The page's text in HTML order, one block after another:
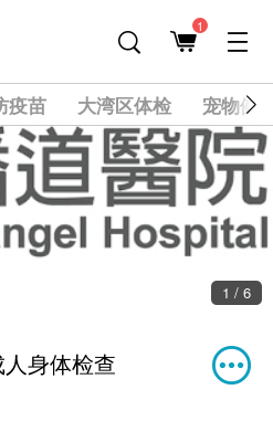
1
疫苗 大湾区体检 宠物健
1 / 6
身体检查